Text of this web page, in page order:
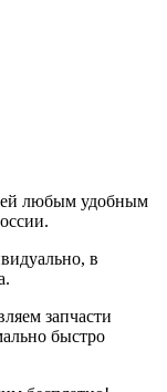
любым удобным
в
запчасти
быстро